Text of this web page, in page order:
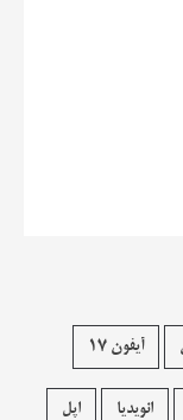
آیفون 17
انویدیا اپل